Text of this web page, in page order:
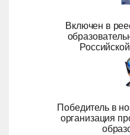
Включен в
Победитель в
организация